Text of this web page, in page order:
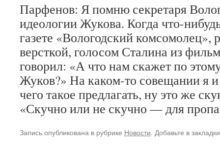
Парфенов: Я помню секретаря
идеологии Жукова. Когда что-
газете «Вологодский комсомолец»,
версткой, голосом Сталина из
говорил: «А что нам скажет по
Жуков?» На каком-то совещании я
чего такое предлагать, ну это же
«Скучно или не скучно — для
Запись опубликована в рубрике Новости. Добавьте в